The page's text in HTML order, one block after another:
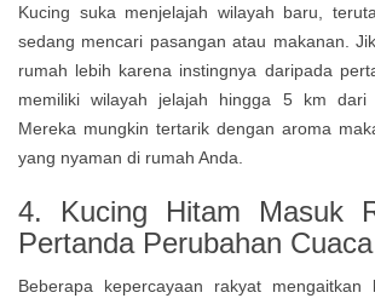
Kucing suka menjelajah wilayah baru,
sedang mencari pasangan atau makanan.
rumah lebih karena instingnya daripada
memiliki wilayah jelajah hingga 5 km dari
Mereka mungkin tertarik dengan aroma
yang nyaman di rumah Anda.
4. Kucing Hitam Masuk
Pertanda Perubahan Cuaca
Beberapa kepercayaan rakyat mengaitkan